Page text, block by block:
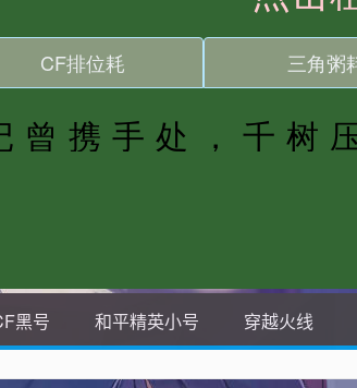
黑号 和平精英小号 穿越火线